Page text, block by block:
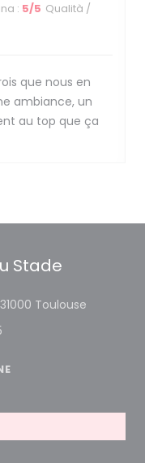
: 5/5 Qualità /
que nous en
ambiance, un
au top que ça
Stade
Toulouse((apre